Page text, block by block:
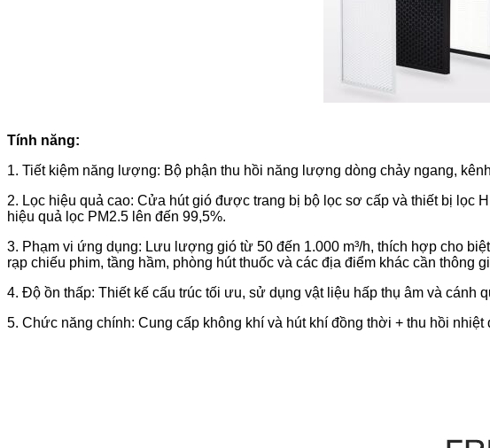
Tính năng:
1. Tiết kiệm năng lượng: Bộ phận thu hồi năng lượng dòng chảy ngang,
2. Lọc hiệu quả cao: Cửa hút gió được trang bị bộ lọc sơ cấp và thiết bị lọc
hiệu quả lọc PM2.5 lên đến 99,5%.
3. Phạm vi ứng dụng: Lưu lượng gió từ 50 đến 1.000 m³/h, thích hợp cho
rạp chiếu phim, tầng hầm, phòng hút thuốc và các địa điểm khác cần thông
4. Độ ồn thấp: Thiết kế cấu trúc tối ưu, sử dụng vật liệu hấp thụ âm và cánh
5. Chức năng chính: Cung cấp không khí và hút khí đồng thời + thu hồi